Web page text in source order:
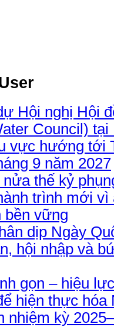
Hội nghị Hội
Council)
vực hướng tới
9 năm 2027
thế kỷ
trình mới vì
bền vững
dịp Ngày
hội nhập và
gọn – hiệu
hiện thực hóa
nhiệm kỳ